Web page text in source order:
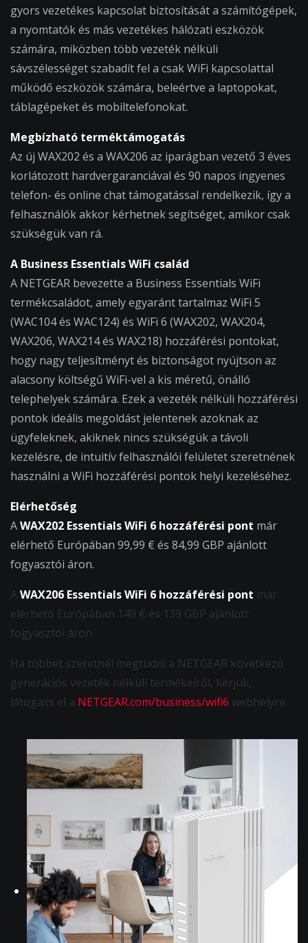
gyors vezetékes kapcsolat biztosítását a számítógépek,
a nyomtatók és más vezetékes hálózati eszközök
számára, miközben több vezeték nélküli
sávszélességet szabadít fel a csak WiFi kapcsolattal
működő eszközök számára, beleértve a laptopokat,
táblagépeket és mobiltelefonokat.
Megbízható terméktámogatás
Az új WAX202 és a WAX206 az iparágban vezető 3 éves
korlátozott hardvergaranciával és 90 napos ingyenes
telefon- és online chat támogatással rendelkezik, így a
felhasználók akkor kérhetnek segítséget, amikor csak
szükségük van rá.
A Business Essentials WiFi család
A NETGEAR bevezette a Business Essentials WiFi
termékcsaládot, amely egyaránt tartalmaz WiFi 5
(WAC104 és WAC124) és WiFi 6 (WAX202, WAX204,
WAX206, WAX214 és WAX218) hozzáférési pontokat,
hogy nagy teljesítményt és biztonságot nyújtson az
alacsony költségű WiFi-vel a kis méretű, önálló
telephelyek számára. Ezek a vezeték nélküli hozzáférési
pontok ideális megoldást jelentenek azoknak az
ügyfeleknek, akiknek nincs szükségük a távoli
kezelésre, de intuitív felhasználói felületet szeretnének
használni a WiFi hozzáférési pontok helyi kezeléséhez.
Elérhetőség
AWAX202 Essentials WiFi 6 hozzáférési pont már
elérhető Európában 99,99 € és 84,99 GBP ajánlott
fogyasztói áron.
AWAX206 Essentials WiFi 6 hozzáférési pont már
elérhető Európában 149 € és 139 GBP ajánlott
fogyasztói áron.
Ha többet szeretnél megtudni a NETGEAR következő
generációs vezeték nélküli termékeiről, kérjük,
látogass el a NETGEAR.com/business/wifi6 webhelyre.